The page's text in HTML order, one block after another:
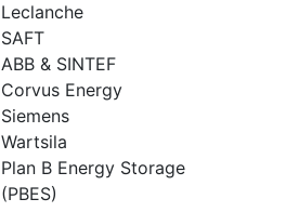
Leclanche
SAFT
ABB & SINTEF
Corvus Energy
Siemens
Wartsila
Plan B Energy Storage
(PBES)